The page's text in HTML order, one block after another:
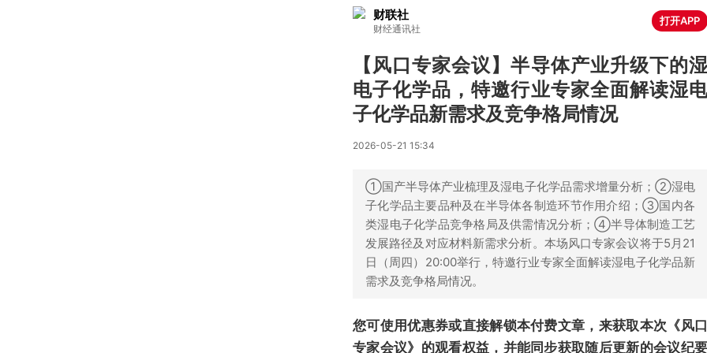
财联社
财经通讯社
打开APP
【风口专家会议】半导体产业升级下的湿
电子化学品，特邀行业专家全面解读湿电
子化学品新需求及竞争格局情况
2026-05-21 15:34
①国产半导体产业梳理及湿电子化学品需求增量分析；②湿电
子化学品主要品种及在半导体各制造环节作用介绍；③国内各
类湿电子化学品竞争格局及供需情况分析；④半导体制造工艺
发展路径及对应材料新需求分析。本场风口专家会议将于5月21
日（周四）20:00举行，特邀行业专家全面解读湿电子化学品新
需求及竞争格局情况。
您可使用优惠券或直接解锁本付费文章，来获取本次《风口
专家会议》的观看权益，并能同步获取随后更新的会议纪要